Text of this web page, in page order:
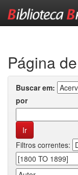
Página
Buscar em:
por
Filtros correntes: